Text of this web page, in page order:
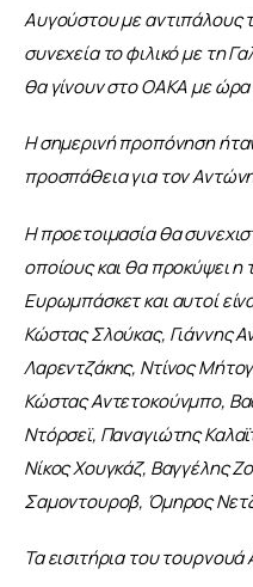
Αυγούστου με αντιπάλους
συνεχεία το φιλικό με τη
θα γίνουν στο ΟΑΚΑ με
Η σημερινή προπόνηση
προσπάθεια για τον
Η προετοιμασία θα
οποίους και θα προκύψει η
Ευρωμπάσκετ και αυτοί
Κώστας Σλούκας, Γιάννης
Λαρεντζάκης, Ντίνος
Κώστας Αντετοκούνμπο,
Ντόρσεϊ, Παναγιώτης
Νίκος Χουγκάζ, Βαγγέλης
Σαμοντουροβ, Όμηρος
Τα εισιτήρια του